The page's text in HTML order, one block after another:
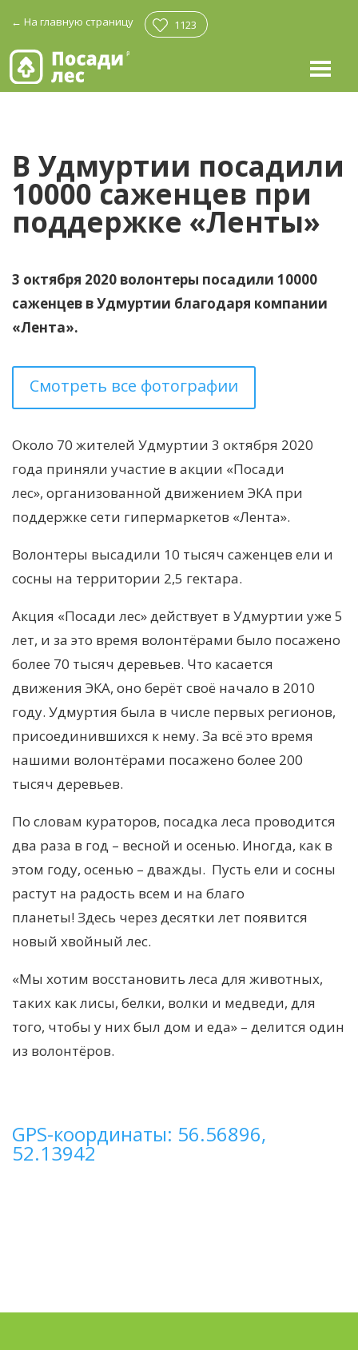
← На главную страницу 1123
В Удмуртии посадили
10000 саженцев при
поддержке «Ленты»
3 октября 2020 волонтеры посадили 10000
саженцев в Удмуртии благодаря компании
«Лента».
Смотреть все фотографии
Около 70 жителей Удмуртии 3 октября 2020
года приняли участие в акции «Посади
лес», организованной движением ЭКА при
поддержке сети гипермаркетов «Лента».
Волонтеры высадили 10 тысяч саженцев ели и
сосны на территории 2,5 гектара.
Акция «Посади лес» действует в Удмуртии уже 5
лет, и за это время волонтёрами было посажено
более 70 тысяч деревьев. Что касается
движения ЭКА, оно берёт своё начало в 2010
году. Удмуртия была в числе первых регионов,
присоединившихся к нему. За всё это время
нашими волонтёрами посажено более 200
тысяч деревьев.
По словам кураторов, посадка леса проводится
два раза в год – весной и осенью. Иногда, как в
этом году, осенью – дважды. Пусть ели и сосны
растут на радость всем и на благо
планеты! Здесь через десятки лет появится
новый хвойный лес.
«Мы хотим восстановить леса для животных,
таких как лисы, белки, волки и медведи, для
того, чтобы у них был дом и еда» – делится один
из волонтёров.
GPS-координаты: 56.56896,
52.13942